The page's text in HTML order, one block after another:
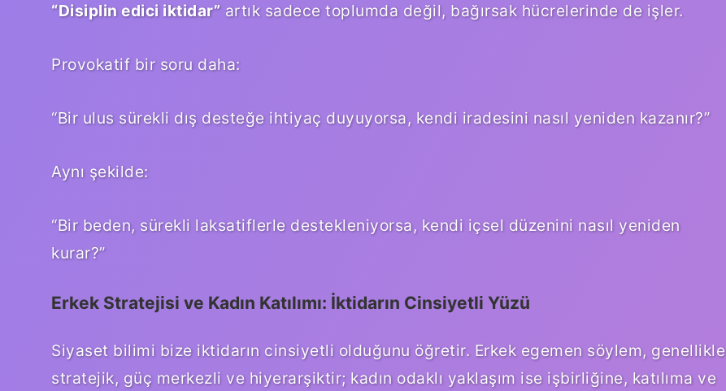
“Disiplin edici iktidar”artık sadece toplumda değil, bağırsak hücrelerinde de işler.
Provokatif bir soru daha:
“Bir ulus sürekli dış desteğe ihtiyaç duyuyorsa, kendi iradesini nasıl yeniden kazanır?”
Aynı şekilde:
“Bir beden, sürekli laksatiflerle destekleniyorsa, kendi içsel düzenini nasıl yeniden
kurar?”
Erkek Stratejisi ve Kadın Katılımı: İktidarın Cinsiyetli Yüzü
Siyaset bilimi bize iktidarın cinsiyetli olduğunu öğretir. Erkek egemen söylem, genellikle
stratejik, güç merkezli ve hiyerarşiktir; kadın odaklı yaklaşım ise işbirliğine, katılıma ve